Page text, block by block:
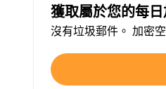
在社媒上分享文章
每完成一次，經驗值
達成至少 $100 機
每完成一次，經驗值
獲取屬於您的每
沒有垃圾郵件。 加密